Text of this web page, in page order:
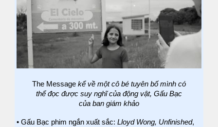
The Message kể về một cô bé tuyên bố mình có
thể đọc được suy nghĩ của động vật, Gấu Bạc
của ban giám khảo
• Gấu Bạc phim ngắn xuất sắc: Lloyd Wong, Unfinished,